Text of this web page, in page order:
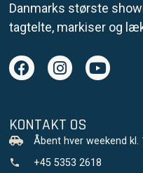
Danmarks største
tagtelte, markiser og
KONTAKT OS
Åbent hver weekend kl.
+45 5353 2618